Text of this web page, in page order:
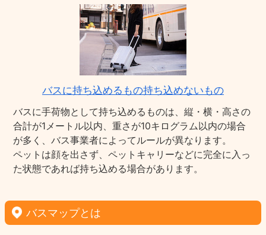
バスに持ち込めるもの持ち込めないもの
バスに手荷物として持ち込めるものは、縦・横・高さの
合計が1メートル以内、重さが10キログラム以内の場合
が多く、バス事業者によってルールが異なります。
ペットは顔を出さず、ペットキャリーなどに完全に入っ
た状態であれば持ち込める場合があります。
バスマップとは